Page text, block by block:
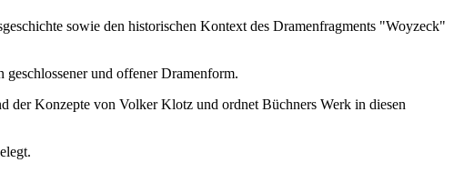
sowie den historischen Kontext des Dramenfragments "Woyzeck"
und offener Dramenform.
der Konzepte von Volker Klotz und ordnet Büchners Werk in diesen